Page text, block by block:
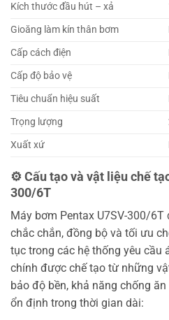
Kích thước đầu hút – xả
Gioăng làm kín thân bơm
Cấp cách điện
Cấp độ bảo vệ
Tiêu chuẩn hiệu suất
Trọng lượng
Xuất xứ
⚙️ Cấu tạo và vật liệu chế
300/6T
Máy bơm Pentax U7SV-300/
chắc chắn, đồng bộ và tối ưu
tục trong các hệ thống yêu cầu
chính được chế tạo từ những
bảo độ bền, khả năng chống
ổn định trong thời gian dài: